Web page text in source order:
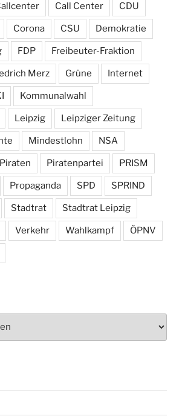
Call Center CDU
Corona CSU Demokratie
FDP Freibeuter-Fraktion
Merz Grüne Internet
Kommunalwahl
Leipzig Leipziger Zeitung
Mindestlohn NSA
Piraten Piratenpartei PRISM
Propaganda SPD SPRIND
Stadtrat Stadtrat Leipzig
Verkehr Wahlkampf ÖPNV